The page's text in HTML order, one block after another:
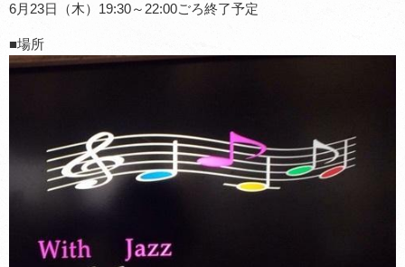
6月23日（木）19:30～22:00ごろ終了予定
■場所